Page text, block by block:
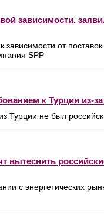
зависимости,
зависимости от
SPP
к Турции из-
Турции не был
вытеснить
с энергетических